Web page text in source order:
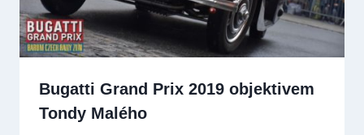
Bugatti Grand Prix 2019 objektivem
Tondy Malého